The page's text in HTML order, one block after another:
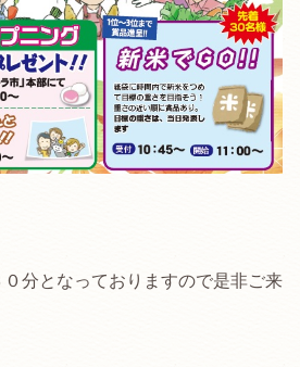
分となっておりますので是非ご来